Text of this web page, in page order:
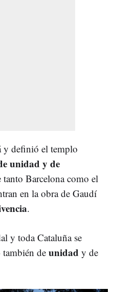
y definió el templo
unidad y de
Barcelona como el
en la obra de Gaudí
.
y toda Cataluña se
también de unidad y de